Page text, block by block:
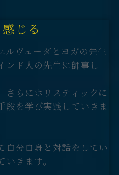
じる
ルヴェーダとヨガの先生
ンド人の先生に師事し
さらにホリスティックに
段を学び実践していきま
自分自身と対話をしてい
きます。